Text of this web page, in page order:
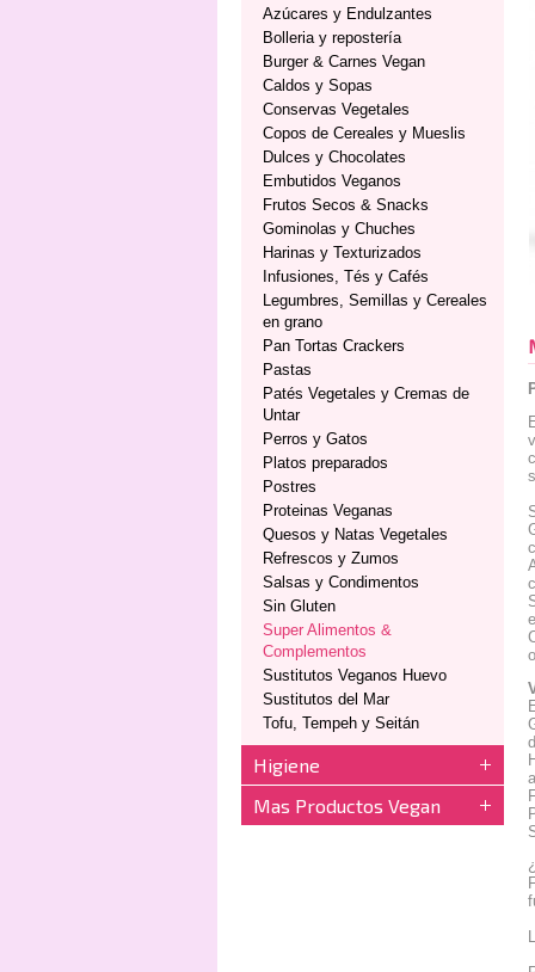
Azúcares y Endulzantes
Bolleria y repostería
Burger & Carnes Vegan
Caldos y Sopas
Conservas Vegetales
Copos de Cereales y Mueslis
Dulces y Chocolates
Embutidos Veganos
Frutos Secos & Snacks
Gominolas y Chuches
Harinas y Texturizados
Infusiones, Tés y Cafés
Legumbres, Semillas y Cereales
en grano
Pan Tortas Crackers
Pastas
Patés Vegetales y Cremas de
Untar
Perros y Gatos
Platos preparados
Postres
Proteinas Veganas
Quesos y Natas Vegetales
Refrescos y Zumos
Salsas y Condimentos
Sin Gluten
Super Alimentos &
Complementos
Sustitutos Veganos Huevo
Sustitutos del Mar
Tofu, Tempeh y Seitán
Higiene
Mas Productos Vegan